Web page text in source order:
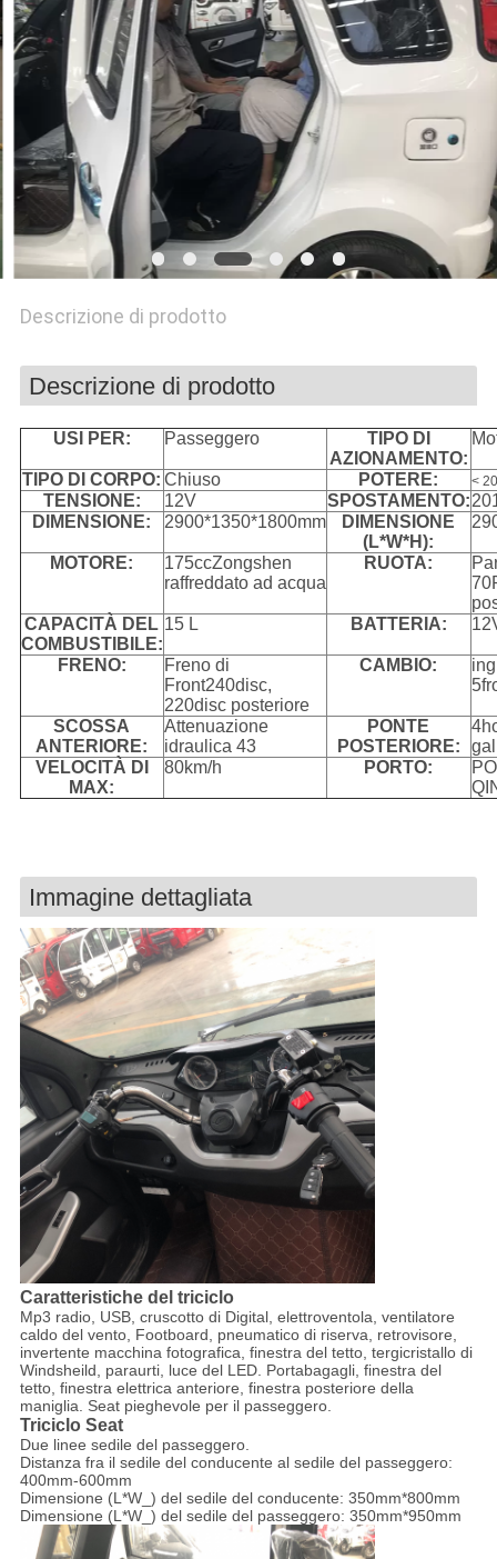
MAPPA
DEL
SITO
PRIVACY
POLICY
Descrizione di prodotto
Descrizione di prodotto
USI PER: Passeggero
TIPO DI
AZIONAMENTO:
TIPO DI CORPO: Chiuso POTERE: <
TENSIONE: 12V SPOSTAMENTO:
DIMENSIONE:
2900*1350*1800mm
DIMENSIONE
(L*W*H):
MOTORE:
175ccZongshen
raffreddato ad acqua
RUOTA:
CAPACITÀ DEL
COMBUSTIBILE:
15 L BATTERIA:
FRENO:
Freno di
Front240disc,
220disc posteriore
CAMBIO:
SCOSSA
ANTERIORE:
Attenuazione
idraulica 43
PONTE
POSTERIORE:
VELOCITÀ DI
MAX:
80km/h PORTO:
Immagine dettagliata
Caratteristiche del triciclo
Mp3 radio, USB, cruscotto di Digital, elettroventola, ventilatore
caldo del vento, Footboard, pneumatico di riserva, retrovisore,
invertente macchina fotografica, finestra del tetto, tergicristallo di
Windsheild, paraurti, luce del LED. Portabagagli, finestra del
tetto, finestra elettrica anteriore, finestra posteriore della
maniglia. Seat pieghevole per il passeggero.
Triciclo Seat
Due linee sedile del passeggero.
Distanza fra il sedile del conducente al sedile del passeggero:
400mm-600mm
Dimensione (L*W_) del sedile del conducente: 350mm*800mm
Dimensione (L*W_) del sedile del passeggero: 350mm*950mm